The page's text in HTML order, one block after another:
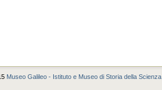
Museo Galileo - Istituto e Museo di Storia della Scienza